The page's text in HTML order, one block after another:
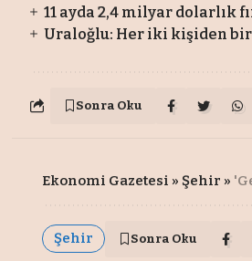
11 ayda 2,4 milyar dolarlık
Uraloğlu: Her iki kişiden
Sonra Oku
Ekonomi Gazetesi » Şehir »
Şehir Sonra Oku